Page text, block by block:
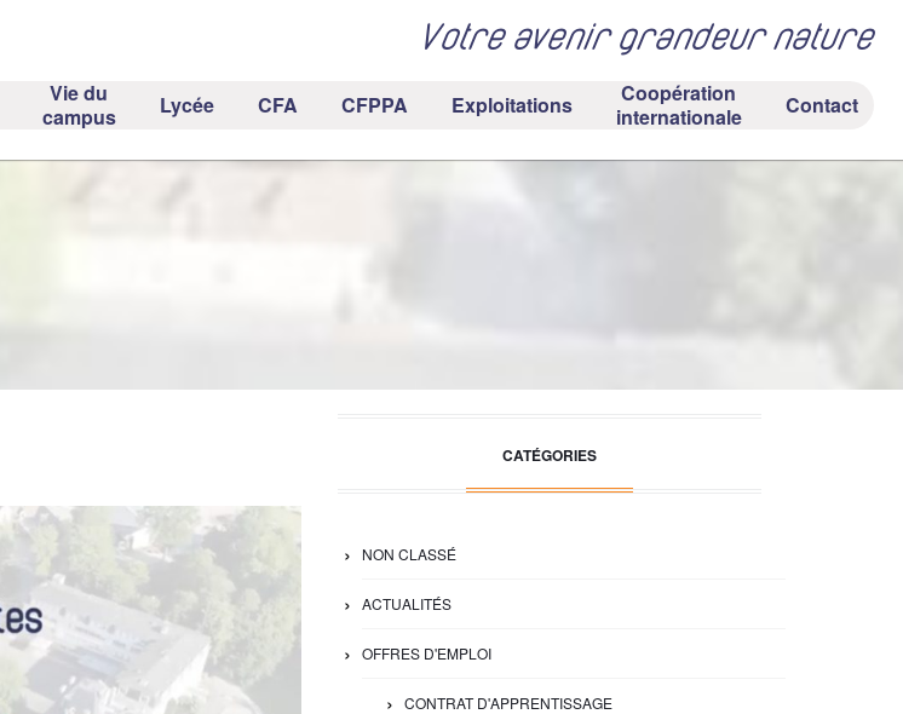
Votre avenir grandeur nature
Vie du
campus
Lycée CFA CFPPA Exploitations
Coopération
internationale
Contact
CATÉGORIES
NON CLASSÉ
ACTUALITÉS
OFFRES D'EMPLOI
CONTRAT D'APPRENTISSAGE